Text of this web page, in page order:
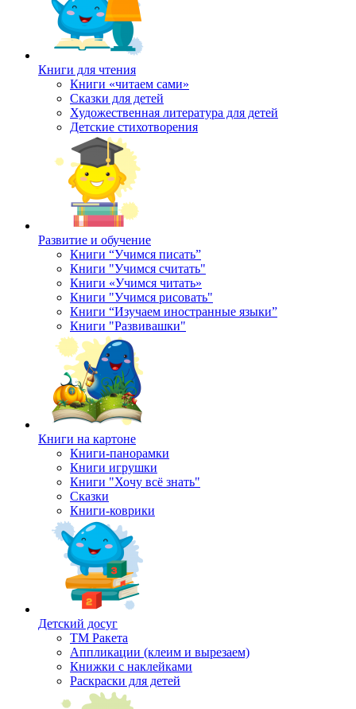
Книги для чтения
Книги «читаем сами»
Сказки для детей
Художественная литература для детей
Детские стихотворения
Развитие и обучение
Книги “Учимся писать”
Книги "Учимся считать"
Книги «Учимся читать»
Книги "Учимся рисовать"
Книги “Изучаем иностранные языки”
Книги "Развивашки"
Книги на картоне
Книги-панорамки
Книги игрушки
Книги "Хочу всё знать"
Сказки
Книги-коврики
Детский досуг
ТМ Ракета
Аппликации (клеим и вырезаем)
Книжки с наклейками
Раскраски для детей